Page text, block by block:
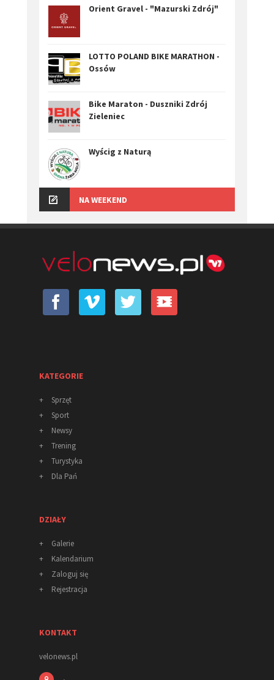
Orient Gravel - "Mazurski Zdrój"
LOTTO POLAND BIKE MARATHON -
Ossów
Bike Maraton - Duszniki Zdrój
Zieleniec
Wyścig z Naturą
NA WEEKEND
KATEGORIE
+
Sprzęt
+
Sport
+
Newsy
+
Trening
+
Turystyka
+
Dla Pań
DZIAŁY
+
Galerie
+
Kalendarium
+
Zaloguj się
+
Rejestracja
KONTAKT
velonews.pl
,